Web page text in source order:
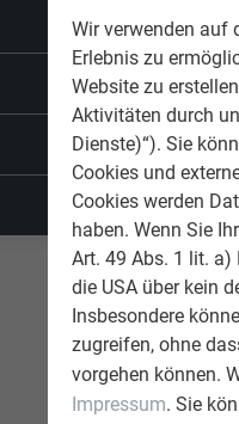
Wir verwenden auf
Erlebnis zu
Website zu
Aktivitäten durch
Dienste)“). Sie
Cookies und
Cookies werden
haben. Wenn Sie
Art. 49 Abs. 1 lit. a)
die USA über kein
Insbesondere
zugreifen, ohne
vorgehen können.
Impressum. Sie